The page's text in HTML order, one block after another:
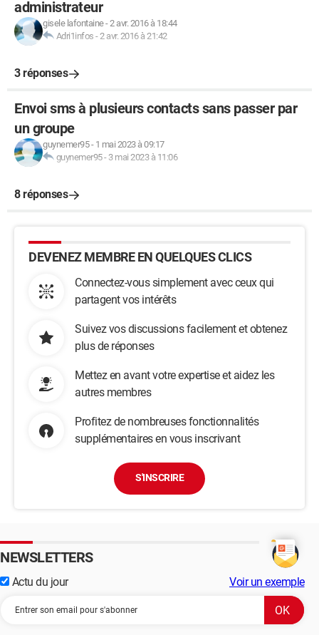
administrateur
gisele lafontaine-2 avr. 2016 à 18:44
Adri1infos -2 avr. 2016 à 21:42
3 réponses
Envoi sms à plusieurs contacts sans passer par
un groupe
guynemer95- 1 mai 2023 à 09:17
guynemer95- 3 mai 2023 à 11:06
8 réponses
DEVENEZ MEMBRE EN QUELQUES CLICS
Connectez-vous simplement avec ceux qui
partagent vos intérêts
Suivez vos discussions facilement et obtenez
plus de réponses
Mettez en avant votre expertise et aidez les
autres membres
Profitez de nombreuses fonctionnalités
supplémentaires en vous inscrivant
S'INSCRIRE
NEWSLETTERS
Actu du jour Voir un exemple